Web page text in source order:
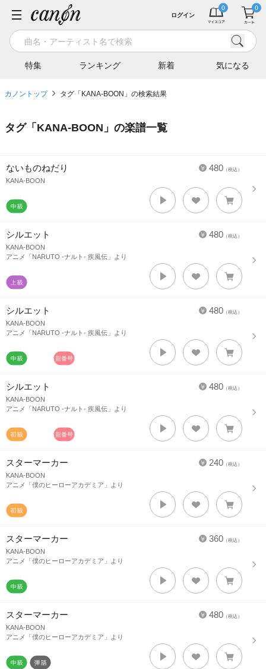
特集 ランキング 新着 気になる
ログイン
カノントップ タグ「KANA-BOON」の検索結果
タグ「 KANA-BOON 」の楽譜一覧
480 （税込）
ないものねだり
KANA-BOON
480 （税込）
シルエット
KANA-BOON
アニメ「NARUTO -ナルト- 疾風伝」より
480 （税込）
シルエット
KANA-BOON
アニメ「NARUTO -ナルト- 疾風伝」より
480 （税込）
シルエット
KANA-BOON
アニメ「NARUTO -ナルト- 疾風伝」より
240 （税込）
スターマーカー
KANA-BOON
アニメ「僕のヒーローアカデミア」より
360 （税込）
スターマーカー
KANA-BOON
アニメ「僕のヒーローアカデミア」より
480 （税込）
スターマーカー
KANA-BOON
アニメ「僕のヒーローアカデミア」より